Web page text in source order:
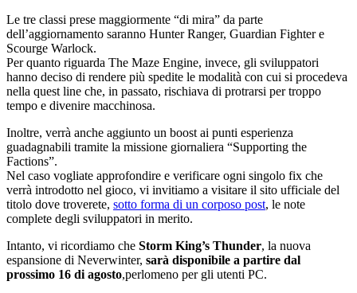
Le tre classi prese maggiormente “di mira” da parte
dell’aggiornamento saranno Hunter Ranger, Guardian Fighter e
Scourge Warlock.
Per quanto riguarda The Maze Engine, invece, gli sviluppatori
hanno deciso di rendere più spedite le modalità con cui si procedeva
nella quest line che, in passato, rischiava di protrarsi per troppo
tempo e divenire macchinosa.
Inoltre, verrà anche aggiunto un boost ai punti esperienza
guadagnabili tramite la missione giornaliera “Supporting the
Factions”.
Nel caso vogliate approfondire e verificare ogni singolo fix che
verrà introdotto nel gioco, vi invitiamo a visitare il sito ufficiale del
titolo dove troverete, sotto forma di un corposo post, le note
complete degli sviluppatori in merito.
Intanto, vi ricordiamo che Storm King’s Thunder, la nuova
espansione di Neverwinter, sarà disponibile a partire dal
prossimo 16 di agosto,perlomeno per gli utenti PC.